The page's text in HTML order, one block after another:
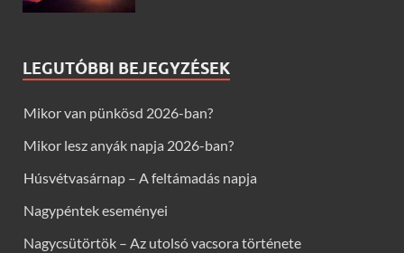
LEGUTÓBBI BEJEGYZÉSEK
Mikor van pünkösd 2026-ban?
Mikor lesz anyák napja 2026-ban?
Húsvétvasárnap – A feltámadás napja
Nagypéntek eseményei
Nagycsütörtök – Az utolsó vacsora története